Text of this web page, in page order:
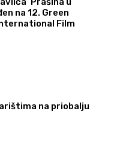
na 12. Green
Film
na priobalju